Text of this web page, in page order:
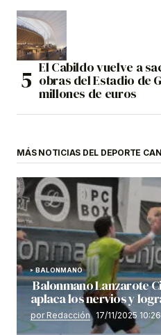
El Cabildo vuelve a
obras del Estadio de
millones de euros
MÁS NOTICIAS DEL DEPORTE
BALONMANO
Balonmano Lanzarote
aplaca los nervios y
por Redacción 17/11/2025 10:26